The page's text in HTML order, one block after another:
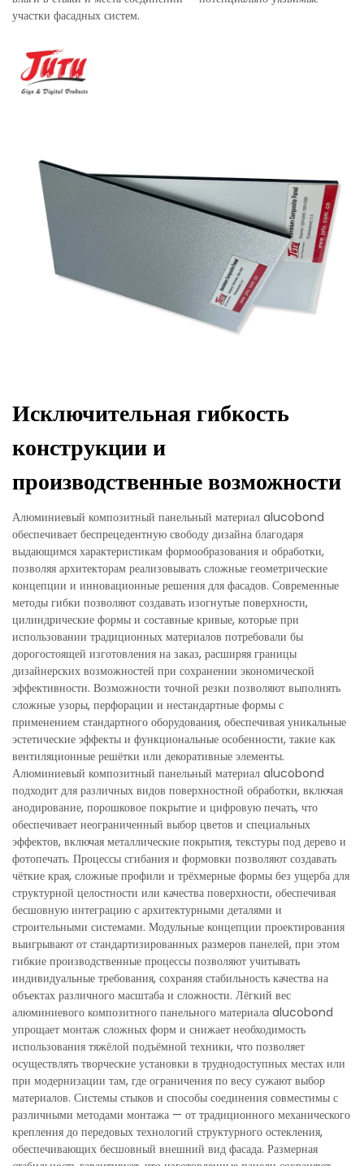
участки фасадных систем.
Исключительная гибкость
конструкции и
производственные возможности
Алюминиевый композитный панельный материал alucobond
обеспечивает беспрецедентную свободу дизайна благодаря
выдающимся характеристикам формообразования и обработки,
позволяя архитекторам реализовывать сложные геометрические
концепции и инновационные решения для фасадов. Современные
методы гибки позволяют создавать изогнутые поверхности,
цилиндрические формы и составные кривые, которые при
использовании традиционных материалов потребовали бы
дорогостоящей изготовления на заказ, расширяя границы
дизайнерских возможностей при сохранении экономической
эффективности. Возможности точной резки позволяют выполнять
сложные узоры, перфорации и нестандартные формы с
применением стандартного оборудования, обеспечивая уникальные
эстетические эффекты и функциональные особенности, такие как
вентиляционные решётки или декоративные элементы.
Алюминиевый композитный панельный материал alucobond
подходит для различных видов поверхностной обработки, включая
анодирование, порошковое покрытие и цифровую печать, что
обеспечивает неограниченный выбор цветов и специальных
эффектов, включая металлические покрытия, текстуры под дерево и
фотопечать. Процессы сгибания и формовки позволяют создавать
чёткие края, сложные профили и трёхмерные формы без ущерба для
структурной целостности или качества поверхности, обеспечивая
бесшовную интеграцию с архитектурными деталями и
строительными системами. Модульные концепции проектирования
выигрывают от стандартизированных размеров панелей, при этом
гибкие производственные процессы позволяют учитывать
индивидуальные требования, сохраняя стабильность качества на
объектах различного масштаба и сложности. Лёгкий вес
алюминиевого композитного панельного материала alucobond
упрощает монтаж сложных форм и снижает необходимость
использования тяжёлой подъёмной техники, что позволяет
осуществлять творческие установки в труднодоступных местах или
при модернизации там, где ограничения по весу сужают выбор
материалов. Системы стыков и способы соединения совместимы с
различными методами монтажа — от традиционного механического
крепления до передовых технологий структурного остекления,
обеспечивающих бесшовный внешний вид фасада. Размерная